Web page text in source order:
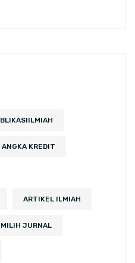
ANGKA KREDIT
ARTIKEL ILMIAH
JURNAL